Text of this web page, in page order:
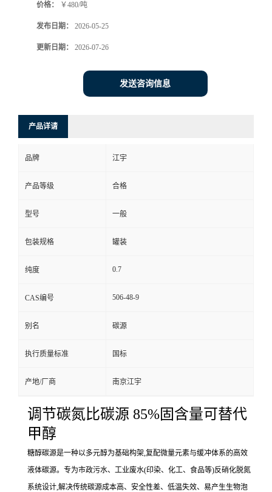
价格： ￥480/吨
发布日期： 2026-05-25
更新日期： 2026-07-26
发送咨询信息
产品详请
品牌 江宇
产品等级 合格
型号 一般
包装规格 罐装
纯度 0.7
CAS编号 506-48-9
别名 碳源
执行质量标准 国标
产地/厂商 南京江宇
调节碳氮比碳源 85%固含量可替代
甲醇
糖醇碳源是一种以多元醇为基础构架,复配微量元素与缓冲体系的高效
液体碳源。专为市政污水、工业废水(印染、化工、食品等)反硝化脱氮
系统设计,解决传统碳源成本高、安全性差、低温失效、易产生生物泡